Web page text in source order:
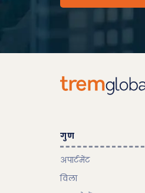
गुण
अपार्टमेंट
विला